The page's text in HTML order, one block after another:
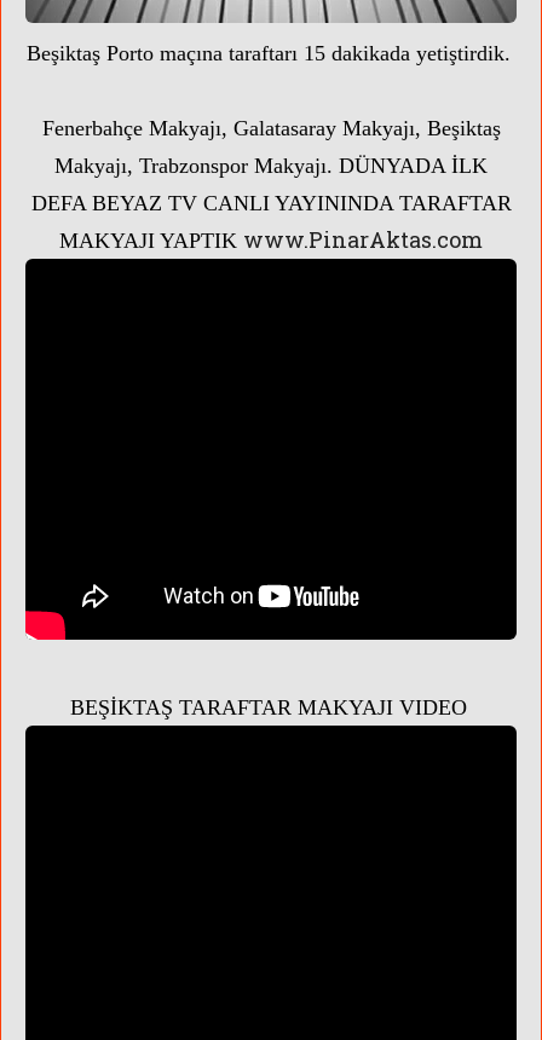
Beşiktaş Porto maçına taraftarı 15 dakikada yetiştirdik.
Fenerbahçe Makyajı, Galatasaray Makyajı, Beşiktaş
Makyajı, Trabzonspor Makyajı. DÜNYADA İLK
DEFA BEYAZ TV CANLI YAYININDA TARAFTAR
MAKYAJI YAPTIK www.PinarAktas.com
BEŞİKTAŞ TARAFTAR MAKYAJI VIDEO